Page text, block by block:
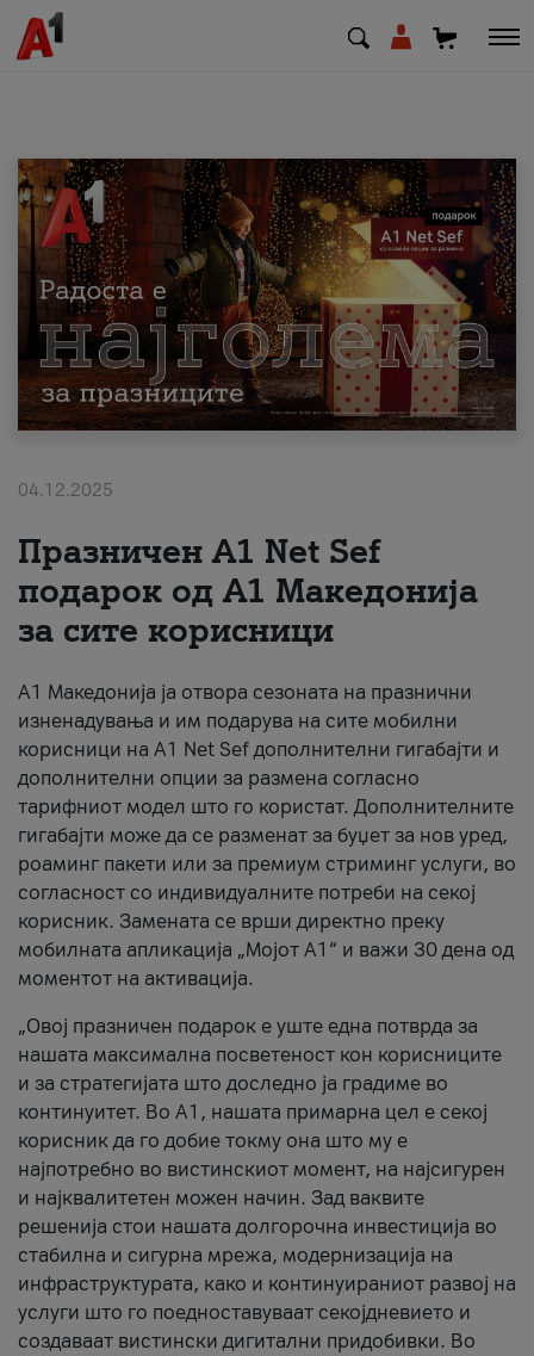
МК EN SQ
Приватни Деловни
Поддршка
Надополни кредит
За нас
#ПодобарОнлајн
04.12.2025
Празничен A1 Net Sеf
подарок од А1 Македонија
за сите корисници
А1 Македонија ја отвора сезоната на празнични
изненадувања и им подарува на сите мобилни
корисници на A1 Net Sef дополнителни гигабајти и
дополнителни опции за размена согласно
тарифниот модел што го користат. Дополнителните
гигабајти може да се разменат за буџет за нов уред,
роаминг пакети или за премиум стриминг услуги, во
согласност со индивидуалните потреби на секој
корисник. Замената се врши директно преку
мобилната апликација „Мојот А1“ и важи 30 дена од
моментот на активација.
„Овој празничен подарок е уште една потврда за
нашата максимална посветеност кон корисниците
и за стратегијата што доследно ја градиме во
континуитет. Во А1, нашата примарна цел е секој
корисник да го добие токму она што му е
најпотребно во вистинскиот момент, на најсигурен
и најквалитетен можен начин. Зад ваквите
решенија стои нашата долгорочна инвестиција во
стабилна и сигурна мрежа, модернизација на
инфраструктурата, како и континуираниот развој на
услуги што го поедноставуваат секојдневието и
создаваат вистински дигитални придобивки. Во